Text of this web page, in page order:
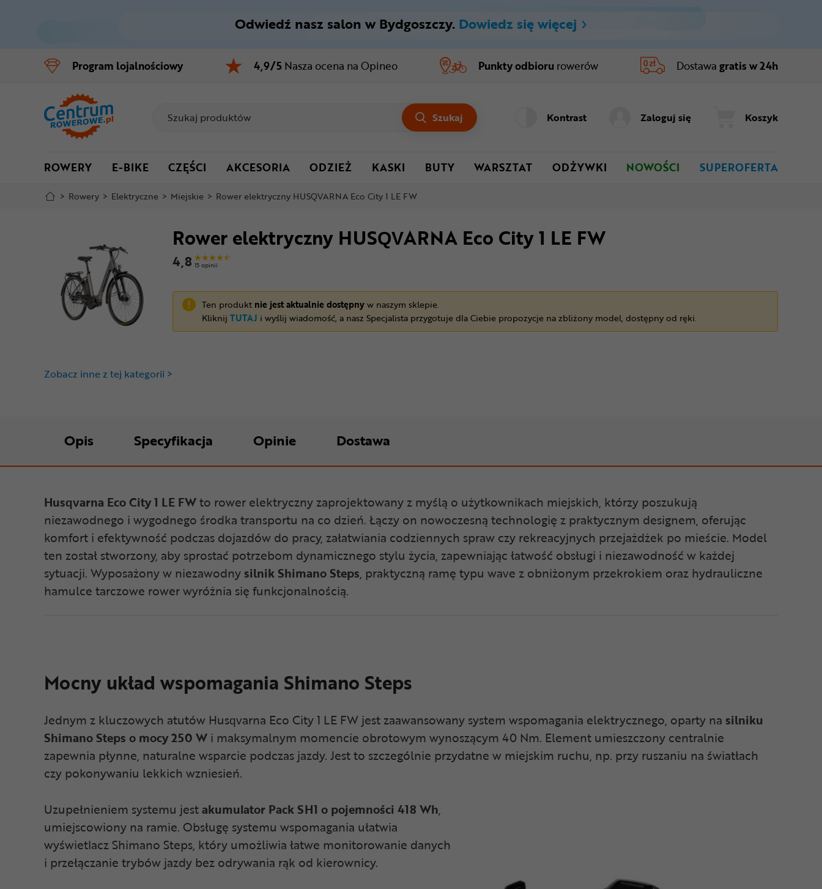
Menu główne
Informacje o produkcie
Szczegółowe informacje
Stopka
Mapa strony
Odwiedź nasz salon w Bydgoszczy. Dowiedz się więcej
Program lojalnościowy 4,9/5 Nasza ocena na Opineo Punkty odbioru rowerów Dostawa gratis w 24h
Szukaj Kontrast Zaloguj się Koszyk
ROWERY E-BIKE CZĘŚCI AKCESORIA ODZIEŻ KASKI BUTY WARSZTAT ODŻYWKI NOWOŚCI SUPEROFERTA
> Rowery > Elektryczne > Miejskie > Rower elektryczny HUSQVARNA Eco City 1 LE FW
Rower elektryczny HUSQVARNA Eco City 1 LE FW
4,8 15 opinii
Ten produkt nie jest aktualnie dostępnyw naszym sklepie.
Kliknij TUTAJ i wyślij wiadomość, a nasz Specjalista przygotuje dla Ciebie propozycje na zbliżony model, dostępny od ręki.
Zobacz inne z tej kategorii >
Opis Specyfikacja Opinie Dostawa
Husqvarna Eco City 1 LE FWto rower elektryczny zaprojektowany z myślą o użytkownikach miejskich, którzy poszukują
niezawodnego i wygodnego środka transportu na co dzień. Łączy on nowoczesną technologię z praktycznym designem, oferując
komfort i efektywność podczas dojazdów do pracy, załatwiania codziennych spraw czy rekreacyjnych przejażdżek po mieście. Model
ten został stworzony, aby sprostać potrzebom dynamicznego stylu życia, zapewniając łatwość obsługi i niezawodność w każdej
sytuacji. Wyposażony w niezawodny silnik Shimano Steps, praktyczną ramę typu wave z obniżonym przekrokiem oraz hydrauliczne
hamulce tarczowe rower wyróżnia się funkcjonalnością.
Mocny układ wspomagania Shimano Steps
Jednym z kluczowych atutów Husqvarna Eco City 1 LE FW jest zaawansowany system wspomagania elektrycznego, oparty na silniku
Shimano Steps o mocy 250 W i maksymalnym momencie obrotowym wynoszącym 40 Nm. Element umieszczony centralnie
zapewnia płynne, naturalne wsparcie podczas jazdy. Jest to szczególnie przydatne w miejskim ruchu, np. przy ruszaniu na światłach
czy pokonywaniu lekkich wzniesień.
Uzupełnieniem systemu jestakumulator Pack SH1 o pojemności 418 Wh,
umiejscowiony na ramie. Obsługę systemu wspomagania ułatwia
wyświetlacz Shimano Steps, który umożliwia łatwe monitorowanie danych
i przełączanie trybów jazdy bez odrywania rąk od kierownicy.